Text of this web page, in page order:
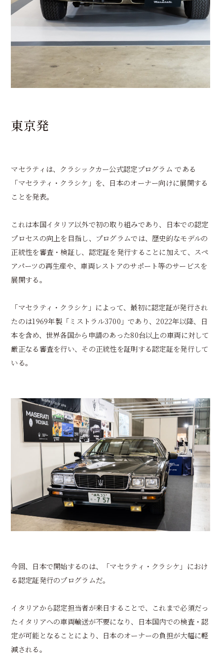
東京発
マセラティは、クラシックカー公式認定プログラム である
「マセラティ・クラシケ」を、日本のオーナー向けに展開する
ことを発表。
これは本国イタリア以外で初の取り組みであり、日本での認定
プロセスの向上を目指し、プログラムでは、歴史的なモデルの
正統性を審査・検証し、認定証を発行することに加えて、スペ
アパーツの再生産や、車両レストアのサポート等のサービスを
展開する。
「マセラティ・クラシケ」によって、最初に認定証が発行され
たのは1969年製「ミストラル3700」であり、2022年以降、日
本を含め、世界各国から申請のあった80台以上の車両に対して
厳正なる審査を行い、その正統性を証明する認定証を発行して
いる。
今回、日本で開始するのは、「マセラティ・クラシケ」におけ
る認定証発行のプログラムだ。
イタリアから認定担当者が来日することで、これまで必須だっ
たイタリアへの車両輸送が不要になり、日本国内での検査・認
定が可能となることにより、日本のオーナーの負担が大幅に軽
減される。